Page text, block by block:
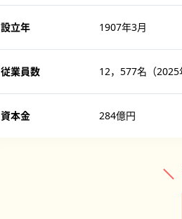
設立年 1907年3月
従業員数 12，577名（2025
資本金 284億円